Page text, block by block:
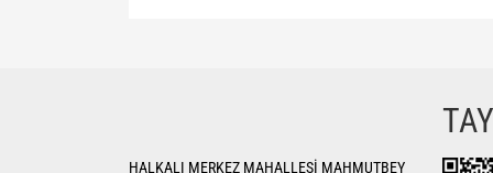
Ürün resmi kalitesiz, bozuk veya görüntülenemiyor.
Ürün bilgilerinde hatalar bulunuyor.
HALKALI MERKEZ MAHALLESİ MAHMUTBEY